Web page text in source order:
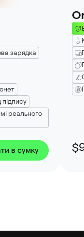
зарядка
реального
в сумку